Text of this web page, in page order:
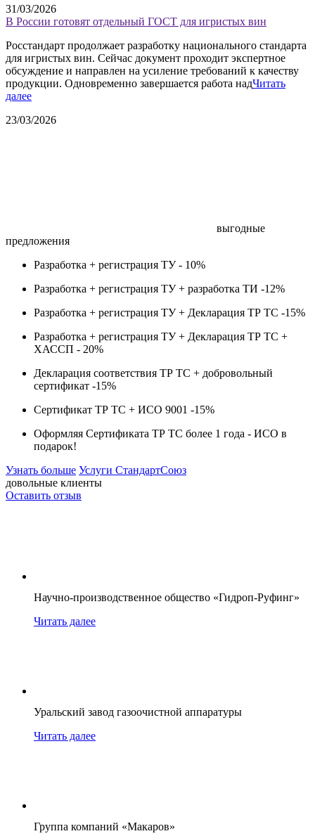
31/03/2026
В России готовят отдельный ГОСТ для игристых вин
Росстандарт продолжает разработку национального стандарта
для игристых вин. Сейчас документ проходит экспертное
обсуждение и направлен на усиление требований к качеству
продукции. Одновременно завершается работа надЧитать
далее
23/03/2026
выгодные
предложения
Разработка + регистрация ТУ - 10%
Разработка + регистрация ТУ + разработка ТИ -12%
Разработка + регистрация ТУ + Декларация ТР ТС -15%
Разработка + регистрация ТУ + Декларация ТР ТС +
ХАССП - 20%
Декларация соответствия ТР ТС + добровольный
сертификат -15%
Сертификат ТР ТС + ИСО 9001 -15%
Оформляя Сертификата ТР ТС более 1 года - ИСО в
подарок!
Узнать больше Услуги СтандартСоюз
довольные клиенты
Оставить отзыв
Научно-производственное общество «Гидроп-Руфинг»
Читать далее
Уральский завод газоочистной аппаратуры
Читать далее
Группа компаний «Макаров»